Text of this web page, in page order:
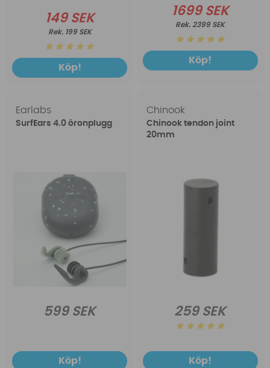
149 SEK
199 SEK
Köp!
1699 SEK
2399 SEK
Köp!
Earlabs
SurfEars 4.0 öronplugg
599 SEK
Köp!
Chinook
Chinook tendon joint
20mm
259 SEK
Köp!